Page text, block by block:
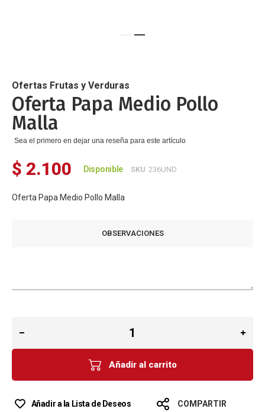
de
la
galería
de
imágenes
Ofertas Frutas y Verduras
Oferta Papa Medio Pollo
Malla
Sea el primero en dejar una reseña para este artículo
$ 2.100 Disponible SKU 236UND
Oferta Papa Medio Pollo Malla
OBSERVACIONES
Añadir al carrito
Añadir a la Lista de Deseos COMPARTIR